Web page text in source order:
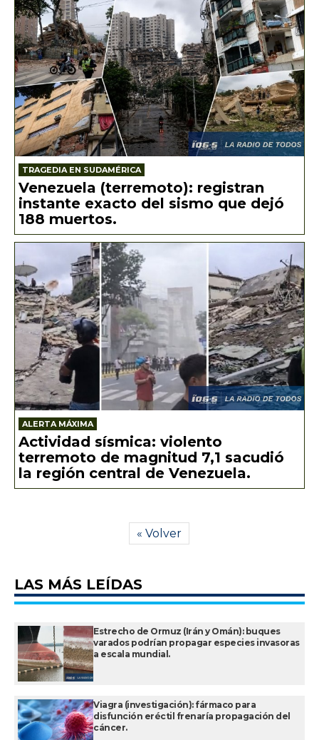
TRAGEDIA EN SUDAMÉRICA
Venezuela (terremoto): registran
instante exacto del sismo que dejó
188 muertos.
ALERTA MÁXIMA
Actividad sísmica: violento
terremoto de magnitud 7,1 sacudió
la región central de Venezuela.
« Volver
LAS MÁS LEÍDAS
Estrecho de Ormuz (Irán y Omán): buques
varados podrían propagar especies invasoras
a escala mundial.
Viagra (investigación): fármaco para
disfunción eréctil frenaría propagación del
cáncer.